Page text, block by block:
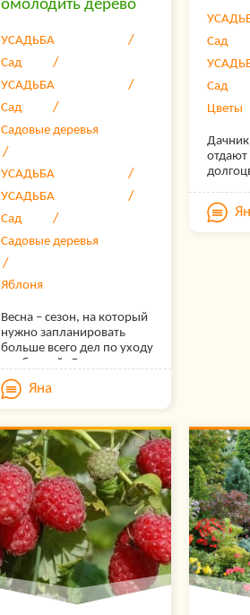
омолодить дерево
УСАДЬБА
Сад
УСАДЬБА
Сад
Садовые деревья
УСАДЬБА
УСАДЬБА
Сад
Садовые деревья
Яблоня
Весна – сезон, на который
нужно запланировать
больше всего дел по уходу
за яблоней. Лечение,
побелка, прививка,
подкормка, обрезка,
защита от болезней и
вредных насекомых –
главное ничего не
упустить и все делать в
свое время и по правилам.
Правильный уход за
яблоней наградит вас
богатым урожаем вкусных
сочных яблок, а вот
ошибки дерево может…
Яна
Сад
Сад
Цветы
отдают
самой